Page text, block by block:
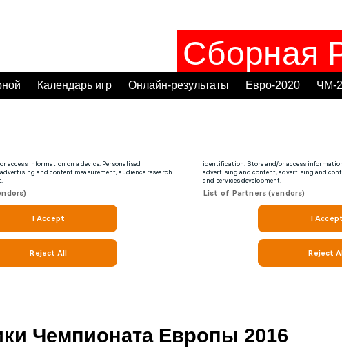
Сборная
Календарь игр Онлайн-результаты Евро-2020 ЧМ-
Чемпионата Европы 2016